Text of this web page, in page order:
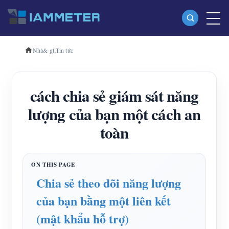
Các sản phẩm
Máy đo năng lượng Wi-Fi ba pha (WEM3080T)
Máy đo năng lượng Wi-Fi ba pha (WEM3046T)
Máy đo năng lượng Wi-Fi ba pha (WEM3050T)
Bộ điều khiển nguồn WiFi
Dịch vụ tự lưu trữ
Bộ sạc xe điện
Nhà& gt;Tin tức
cách chia sẻ giám sát năng
lượng của bạn một cách an
toàn
Chia sẻ theo dõi năng lượng
của bạn bằng một liên kết
(mật khẩu hỗ trợ)